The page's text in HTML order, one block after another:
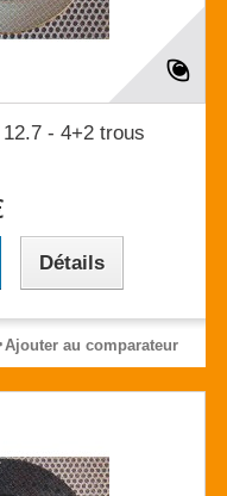
- 4+2 trous
Détails
Ajouter au comparateur